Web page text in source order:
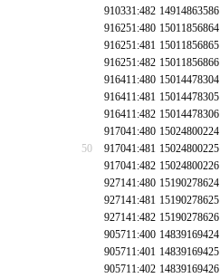
910331:482 14914863586
916251:480 15011856864
916251:481 15011856865
916251:482 15011856866
916411:480 15014478304
916411:481 15014478305
916411:482 15014478306
917041:480 15024800224
50
917041:481 15024800225
917041:482 15024800226
927141:480 15190278624
927141:481 15190278625
927141:482 15190278626
905711:400 14839169424
905711:401 14839169425
905711:402 14839169426